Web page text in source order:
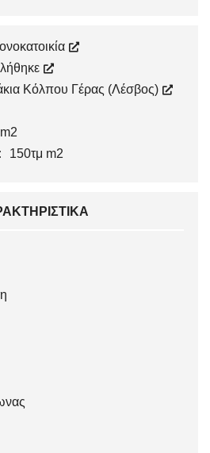
Κόλπου Γέρας (Λέσβος)
150τμ m2